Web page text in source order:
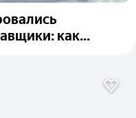
как...